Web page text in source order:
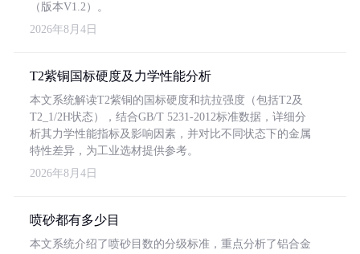
（版本V1.2）。
2026年8月4日
T2紫铜国标硬度及力学性能分析
本文系统解读T2紫铜的国标硬度和抗拉强度（包括T2及
T2_1/2H状态），结合GB/T 5231-2012标准数据，详细分
析其力学性能指标及影响因素，并对比不同状态下的金属
特性差异，为工业选材提供参考。
2026年8月4日
喷砂都有多少目
本文系统介绍了喷砂目数的分级标准，重点分析了铝合金